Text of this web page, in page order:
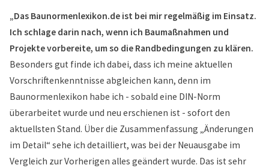
„Das Baunormenlexikon.de ist bei mir regelmäßig im Einsatz.
Ich schlage darin nach, wenn ich Baumaßnahmen und
Projekte vorbereite, um so die Randbedingungen zu klären.
Besonders gut finde ich dabei, dass ich meine aktuellen
Vorschriftenkenntnisse abgleichen kann, denn im
Baunormenlexikon habe ich - sobald eine DIN-Norm
überarbeitet wurde und neu erschienen ist - sofort den
aktuellsten Stand. Über die Zusammenfassung „Änderungen
im Detail“ sehe ich detailliert, was bei der Neuausgabe im
Vergleich zur Vorherigen alles geändert wurde. Das ist sehr